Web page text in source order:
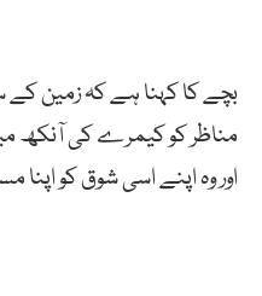
بچے کا کہنا ہے کہ زمین کے
مناظر کو کیمرے کی آنکھ
اور وہ اپنے اسی شوق کو اپنا